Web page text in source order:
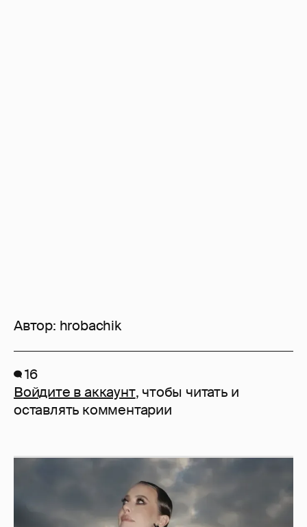
Автор: hrobachik
16
Войдите в аккаунт, чтобы читать и
оставлять комментарии